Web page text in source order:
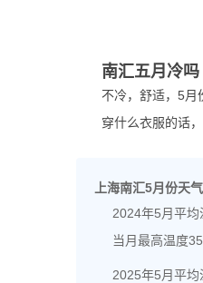
南汇五月冷吗
不冷，舒适，5
穿什么衣服的话
上海南汇5月份天
2024年5月平
当月最高温度
2025年5月平